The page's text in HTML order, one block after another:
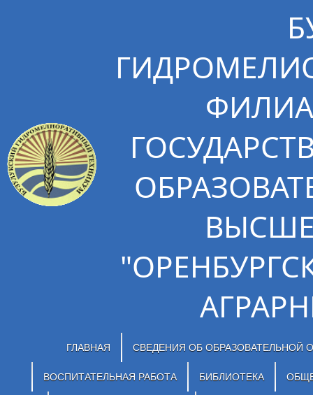
ГЛАВНАЯ СВЕДЕНИЯ ОБ ОБРАЗОВАТЕЛЬНОЙ
ВОСПИТАТЕЛЬНАЯ РАБОТА БИБЛИОТЕКА